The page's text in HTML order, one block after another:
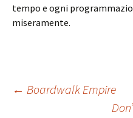
tempo e ogni
miseramente.
← Boardwalk Empire